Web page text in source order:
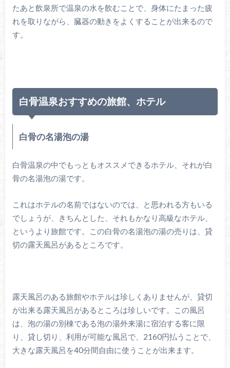
たあと飲泉所で温泉の水を飲むことで、身体にたまった疲
れを取りながら、臓器の動きをよくすることが出来るので
す。
白骨温泉おすすめの旅館、ホテル
白骨の名湯泡の湯
白骨温泉の中でもっともオススメできるホテル、それが白
骨の名湯泡の湯です。
これはホテルの名前ではないのでは、と思われる方もいる
でしょうが、きちんとした、それもかなり高級なホテル、
というより旅館です。この白骨の名湯泡の湯の売りは、貸
切の露天風呂があるところです。
露天風呂のある旅館やホテルは珍しくありませんが、貸切
が出来る露天風呂があるところは珍しいです。この風呂
は、泡の湯の別棟である泡の湯外来湯に宿泊する客に限
り、貸し切り、利用が可能な風呂で、2160円払うことで、
大きな露天風呂を40分間自由に使うことが出来ます。